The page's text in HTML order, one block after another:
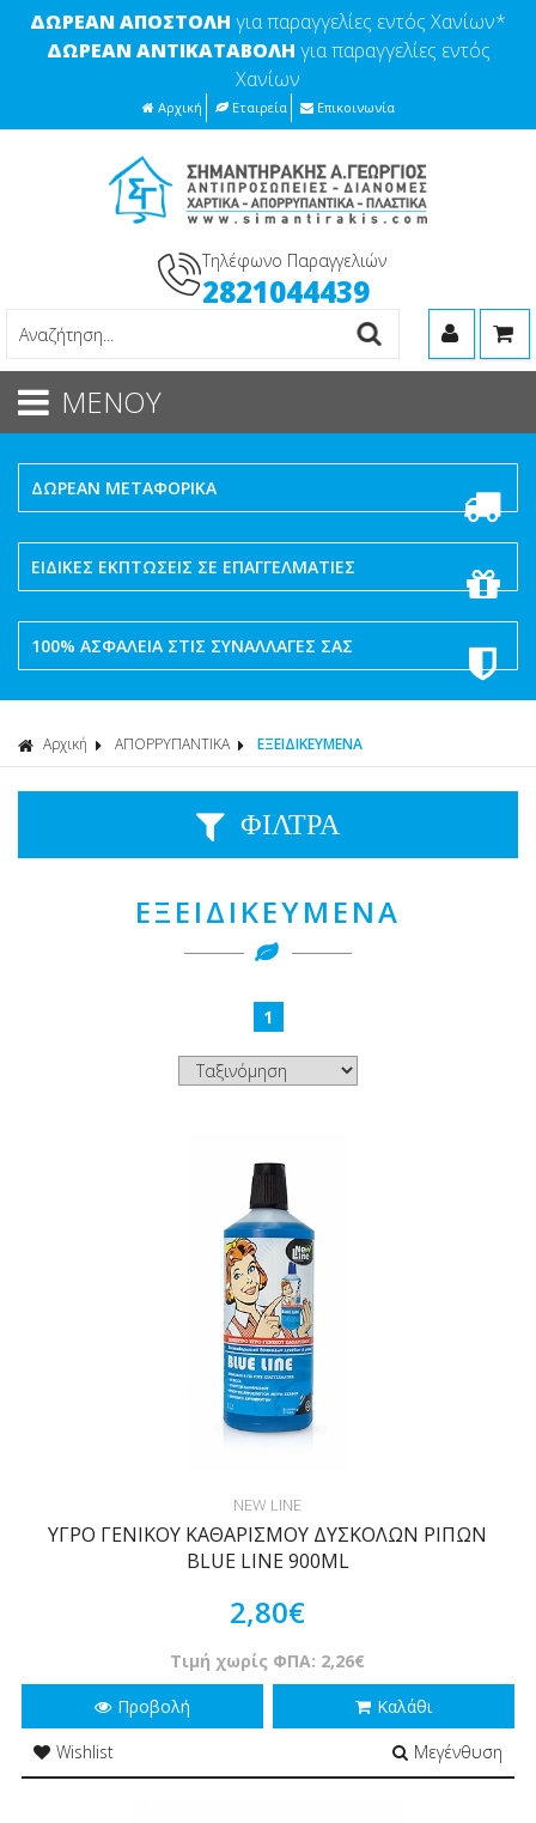
ΔΩΡΕΑΝ ΑΠΟΣΤΟΛΗ για παραγγελίες εντός Χανίων*
ΔΩΡΕΑΝ ΑΝΤΙΚΑΤΑΒΟΛΗ για παραγγελίες εντός
Χανίων
Αρχική Εταιρεία Επικοινωνία
Τηλέφωνο Παραγγελιών
2821044439
ΜΕΝΟΥ
ΔΩΡΕΑΝ ΜΕΤΑΦΟΡΙΚΑ
ΕΙΔΙΚΕΣ ΕΚΠΤΩΣΕΙΣ ΣΕ ΕΠΑΓΓΕΛΜΑΤΙΕΣ
100% ΑΣΦΑΛΕΙΑ ΣΤΙΣ ΣΥΝΑΛΛΑΓΕΣ ΣΑΣ
Αρχική ΑΠΟΡΡΥΠΑΝΤΙΚΑ ΕΞΕΙΔΙΚΕΥΜΕΝΑ
ΦΙΛΤΡΑ
ΕΞΕΙΔΙΚΕΥΜΕΝΑ
1
NEW LINE
ΥΓΡΟ ΓΕΝΙΚΟΥ ΚΑΘΑΡΙΣΜΟΥ ΔΥΣΚΟΛΩΝ ΡΙΠΩΝ
BLUE LINE 900ML
2,80€
Τιμή χωρίς ΦΠΑ: 2,26€
Προβολή
Καλάθι
Wishlist
Μεγένθυση